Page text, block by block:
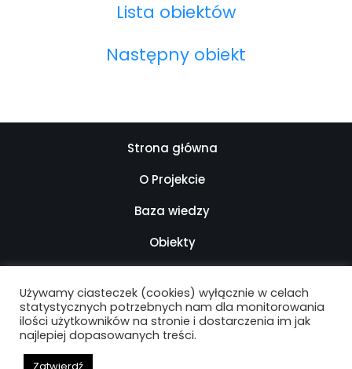
Lista obiektów
Następny obiekt
Strona główna
O Projekcie
Baza wiedzy
Obiekty
Mapa strony
Deklaracja dostępności
Używamy ciasteczek (cookies) wyłącznie w celach
statystycznych potrzebnych nam dla monitorowania
ilości użytkowników na stronie i dostarczenia im jak
najlepiej dopasowanych treści.